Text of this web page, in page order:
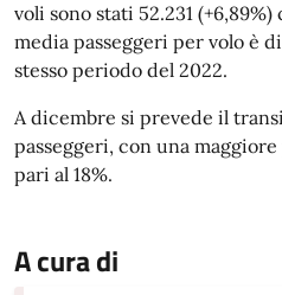
voli sono stati 52.231
media passeggeri per volo è
stesso periodo del 2022.
A dicembre si prevede il
passeggeri, con una
pari al 18%.
A cura di